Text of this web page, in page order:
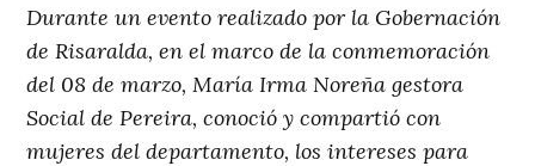
Durante un evento realizado por la Gobernación
de Risaralda, en el marco de la conmemoración
del 08 de marzo, María Irma Noreña gestora
Social de Pereira, conoció y compartió con
mujeres del departamento, los intereses para